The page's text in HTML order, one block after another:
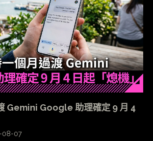
Gemini Google 助理確定 9 月 4
08-07